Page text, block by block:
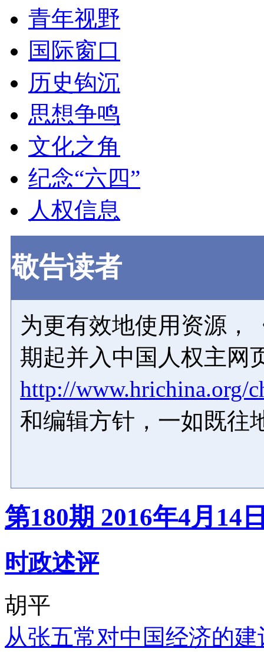
青年视野
国际窗口
历史钩沉
思想争鸣
文化之角
纪念“六四”
人权信息
敬告读者
为更有效地使用资源，
期起并入中国人权主网
http://www.hrichina.org/
和编辑方针，一如既往
第180期 2016年4月14
时政述评
胡平
从张五常对中国经济的